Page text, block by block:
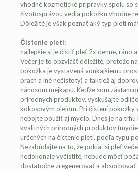
vhodné kozmetické prípravky spolu so
životosprávou vedia pokožku vhodne
Dôležité je však poznať aký typ pleti
Čistenie pleti:
najlepšie si je čistiť pleť 2x denne, ráno a
Večer je to obzvlášť dôležité, pretože
pokožka je vystavená vonkajšiemu
prach a iné nečistoty) a taktiež aj
nánosom mejkapu. Keďže som
prírodných produktov, vyskúšajte
kokosovým olejom. Pri čistení pokožky
nebojte použiť aj mydlo. Dnes je na trhu
kvalitných prírodných produktov
určených na čistenie pleti, podľa typu
Nezabúdajte na to, že pokiaľ si pleť
nedokonale vyčistíte, nebude môcť
dostatočne zregenerovať a absorbovať